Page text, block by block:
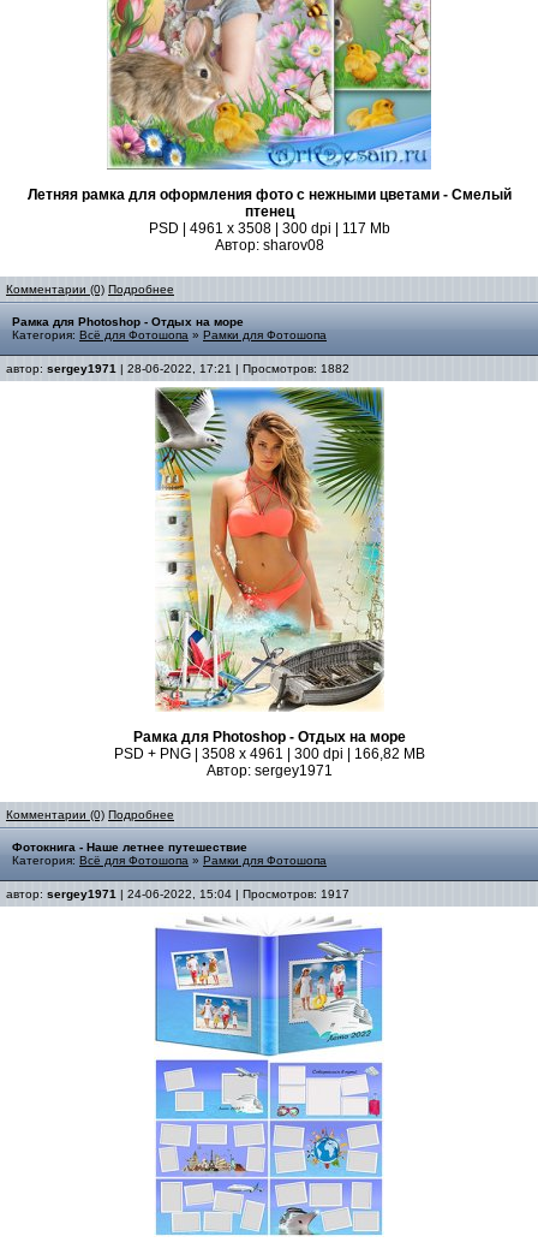
Летняя рамка для оформления фото с нежными цветами - Смелый
птенец
PSD | 4961 х 3508 | 300 dpi | 117 Mb
Автор: sharov08
Комментарии (0) Подробнее
Рамка для Photoshop - Отдых на море
Категория: Всё для Фотошопа » Рамки для Фотошопа
автор: sergey1971 | 28-06-2022, 17:21 | Просмотров: 1882
Рамка для Photoshop - Отдых на море
PSD + PNG | 3508 x 4961 | 300 dpi | 166,82 MB
Автор: sergey1971
Комментарии (0) Подробнее
Фотокнига - Наше летнее путешествие
Категория: Всё для Фотошопа » Рамки для Фотошопа
автор: sergey1971 | 24-06-2022, 15:04 | Просмотров: 1917